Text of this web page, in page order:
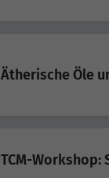
Ätherische Öle
TCM-